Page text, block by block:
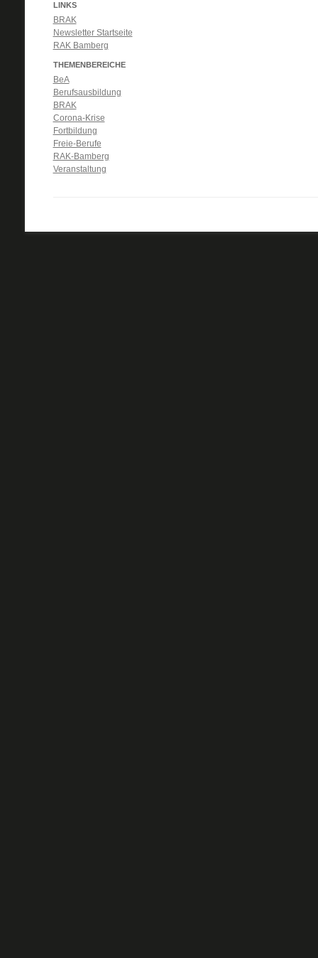
LINKS
BRAK
Newsletter Startseite
RAK Bamberg
THEMENBEREICHE
BeA
Berufsausbildung
BRAK
Corona-Krise
Fortbildung
Freie-Berufe
RAK-Bamberg
Veranstaltung